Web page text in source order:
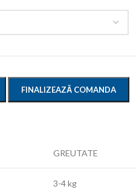
FINALIZEAZĂ COMANDA
GREUTATE
3-4 kg